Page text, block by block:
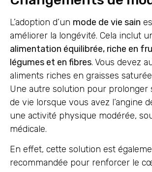
L’adoption d’un mode de vie sain
améliorer la longévité. Cela inclut
alimentation équilibrée, riche en
légumes et en fibres. Vous devez
aliments riches en graisses
Une autre solution pour prolonger
de vie lorsque vous avez l’angine
une activité physique modérée,
médicale.
En effet, cette solution est
recommandée pour renforcer le